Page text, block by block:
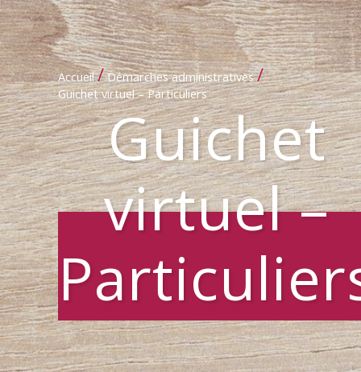
Accueil / Démarches administratives /
Guichet virtuel – Particuliers
Guichet
virtuel –